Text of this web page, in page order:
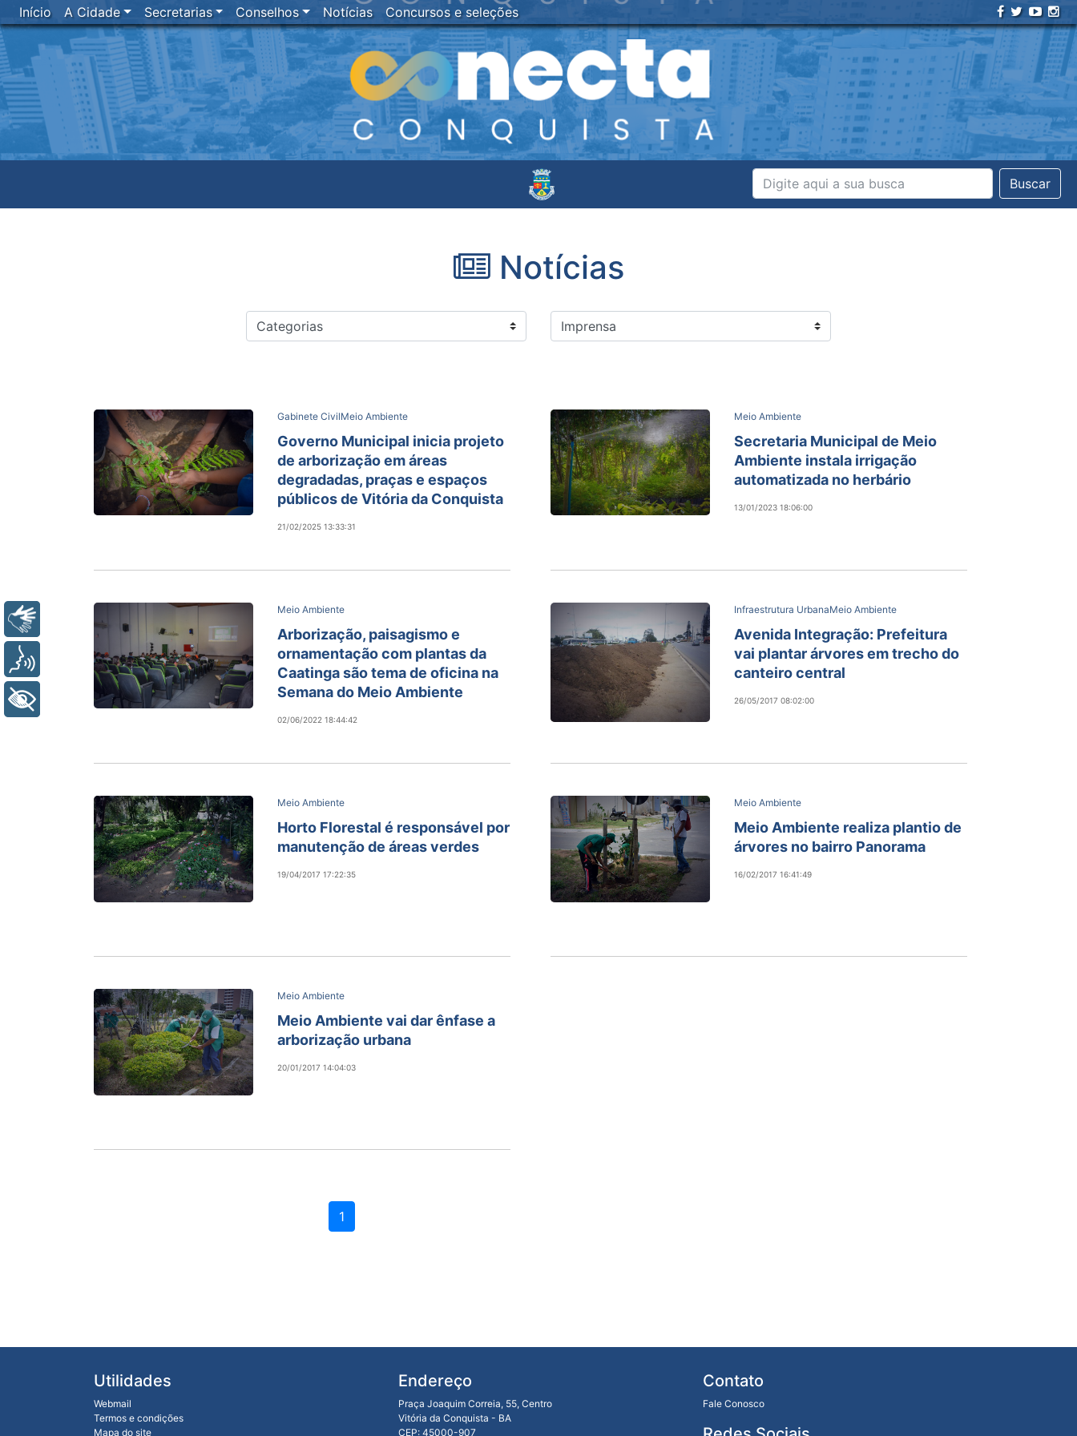
Início A Cidade Secretarias Conselhos Notícias Concursos e seleções
Buscar
Notícias
Gabinete CivilMeio Ambiente
Governo Municipal inicia projeto
de arborização em áreas
degradadas, praças e espaços
públicos de Vitória da Conquista
21/02/2025 13:33:31
Meio Ambiente
Secretaria Municipal de Meio
Ambiente instala irrigação
automatizada no herbário
13/01/2023 18:06:00
Meio Ambiente
Arborização, paisagismo e
ornamentação com plantas da
Caatinga são tema de oficina na
Semana do Meio Ambiente
02/06/2022 18:44:42
Infraestrutura UrbanaMeio Ambiente
Avenida Integração: Prefeitura
vai plantar árvores em trecho do
canteiro central
26/05/2017 08:02:00
Meio Ambiente
Horto Florestal é responsável por
manutenção de áreas verdes
19/04/2017 17:22:35
Meio Ambiente
Meio Ambiente realiza plantio de
árvores no bairro Panorama
16/02/2017 16:41:49
Meio Ambiente
Meio Ambiente vai dar ênfase a
arborização urbana
20/01/2017 14:04:03
1
Utilidades
Webmail
Termos e condições
Mapa do site
Endereço
Praça Joaquim Correia, 55, Centro
Vitória da Conquista - BA
CEP: 45000-907
Contato
Fale Conosco
+ Acessibilidade